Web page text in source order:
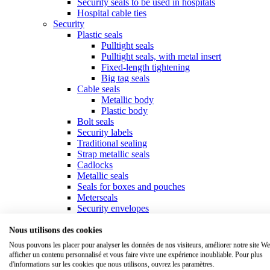
Hospital cable ties
Security
Plastic seals
Pulltight seals
Pulltight seals, with metal insert
Fixed-length tightening
Big tag seals
Cable seals
Metallic body
Plastic body
Bolt seals
Security labels
Traditional sealing
Strap metallic seals
Cadlocks
Metallic seals
Seals for boxes and pouches
Meterseals
Security envelopes
Collars & cable ties
Standard collars
Specific collars
Marker ties
Nous utilisons des cookies
Nous pouvons les placer pour analyser les données de nos visiteurs, améliorer notre site
afficher un contenu personnalisé et vous faire vivre une expérience inoubliable. Pour plus
d'informations sur les cookies que nous utilisons, ouvrez les paramètres.